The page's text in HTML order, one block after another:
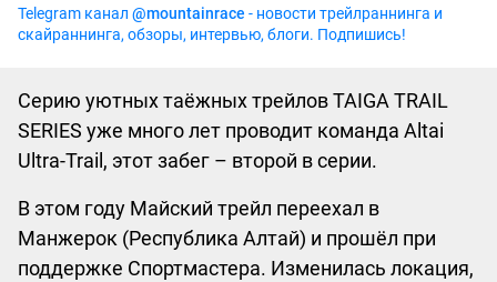
Telegram канал @mountainrace - новости трейлраннинга и
скайраннинга, обзоры, интервью, блоги. Подпишись!
Серию уютных таёжных трейлов TAIGA TRAIL
SERIES уже много лет проводит команда Altai
Ultra-Trail, этот забег – второй в серии.
В этом году Майский трейл переехал в
Манжерок (Республика Алтай) и прошёл при
поддержке Спортмастера. Изменилась локация,